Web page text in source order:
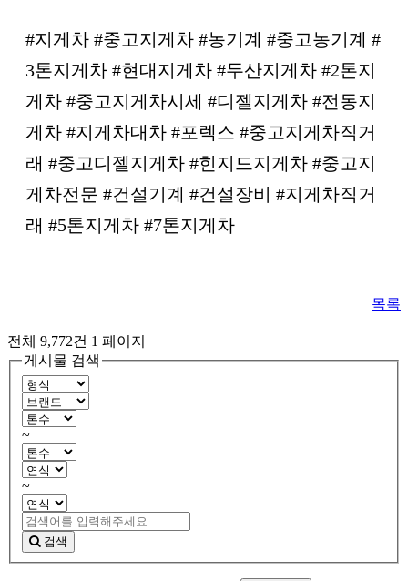
#지게차 #중고지게차 #농기계 #중고농기계 #
3톤지게차 #현대지게차 #두산지게차 #2톤지
게차 #중고지게차시세 #디젤지게차 #전동지
게차 #지게차대차 #포렉스 #중고지게차직거
래 #중고디젤지게차 #힌지드지게차 #중고지
게차전문 #건설기계 #건설장비 #지게차직거
래 #5톤지게차 #7톤지게차
목록
전체 9,772건 1 페이지
게시물 검색
~
~
검색